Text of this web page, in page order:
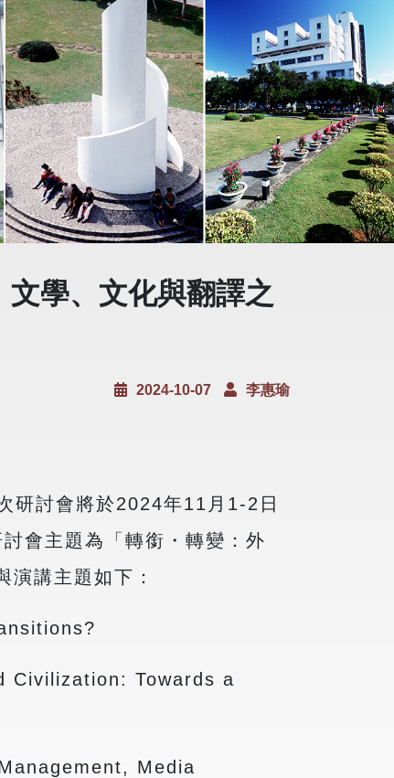
學、文化與翻譯之
2024-10-07 李惠瑜
研討會將於2024年11月1-2日
會主題為「轉銜・轉變：外
講主題如下：
Civilization: Towards a
Media